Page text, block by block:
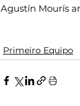
Agustín Mourís
Primeiro Equipo